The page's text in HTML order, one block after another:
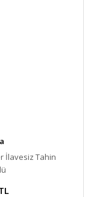
İlavesiz Tahin